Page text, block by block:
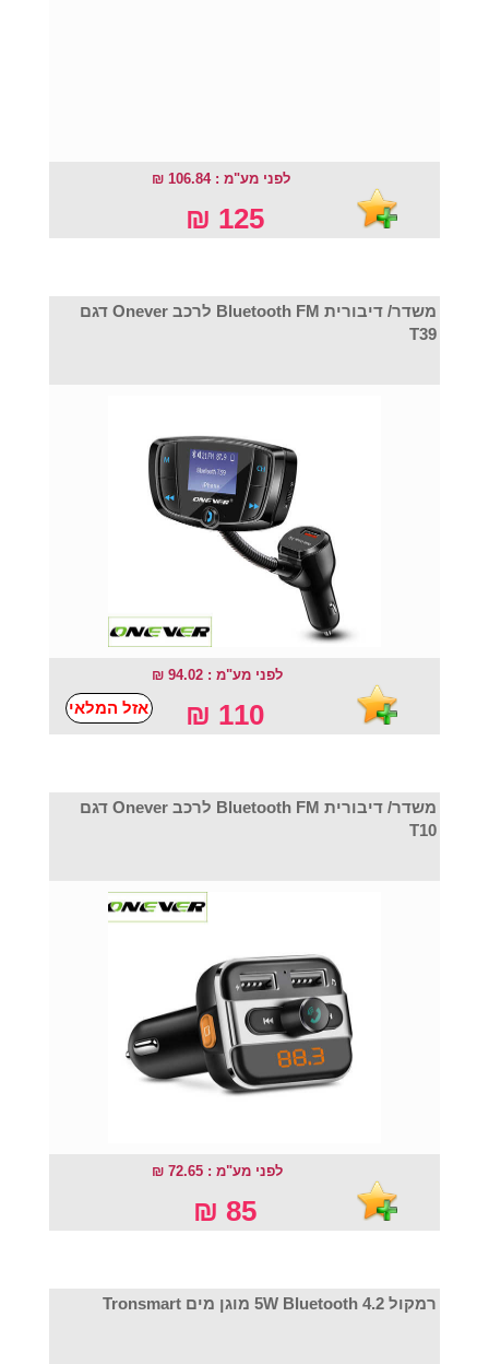
לפני מע"מ : 106.84 ₪
125 ₪
משדר/ דיבורית Bluetooth FM לרכב Onever דגם
T39
לפני מע"מ : 94.02 ₪
110 ₪ אזל המלאי
משדר/ דיבורית Bluetooth FM לרכב Onever דגם
T10
לפני מע"מ : 72.65 ₪
85 ₪
רמקול 5W Bluetooth 4.2 מוגן מים Tronsmart